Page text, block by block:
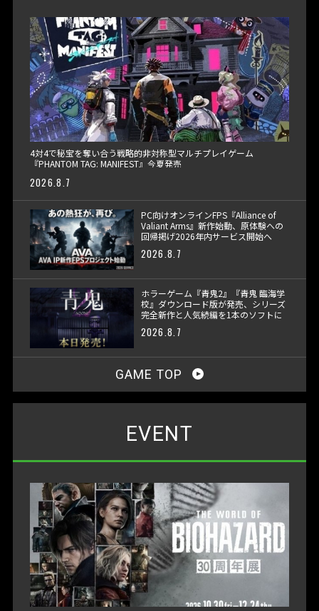
4対4で秘宝を奪い合う戦略的非対称型マルチプレイゲーム
『PHANTOM TAG: MANIFEST』今夏発売
2026.8.7
PC向けオンラインFPS『Alliance of
Valiant Arms』新作始動、原体験への
回帰掲げ2026年内サービス開始へ
2026.8.7
ホラーゲーム『青鬼2』『青鬼 臨海学
校』ダウンロード版が発売、シリーズ
完全新作と人気続編を1本のソフトに
2026.8.7
GAME TOP
EVENT